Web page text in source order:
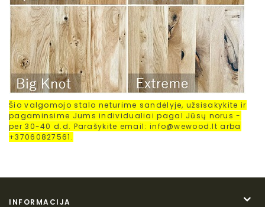
Šio valgomojo stalo neturime sandėlyje, užsisakykite ir
pagaminsime Jums individualiai pagal Jūsų norus -
per 30-40 d.d. Parašykite email: info@wewood.lt arba
+37060827561.
INFORMACIJA